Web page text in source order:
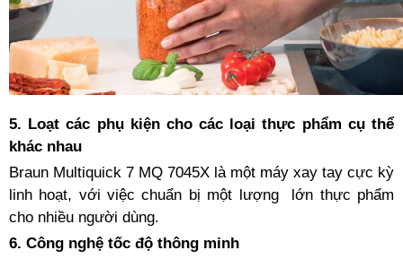
5. Loạt các phụ kiện cho các loại thực phẩm cụ thể
khác nhau
Braun Multiquick 7 MQ 7045X là một máy xay tay cực kỳ
linh hoạt, với việc chuẩn bị một lượng
lớn thực phẩm
cho nhiều người dùng.
6. Công nghệ tốc độ thông minh